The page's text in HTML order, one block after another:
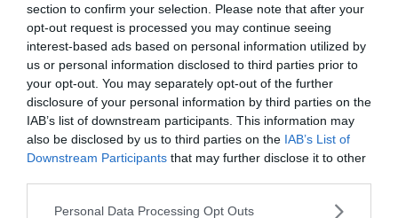
section to confirm your selection. Please note that after your
opt-out request is processed you may continue seeing
interest-based ads based on personal information utilized by
us or personal information disclosed to third parties prior to
your opt-out. You may separately opt-out of the further
disclosure of your personal information by third parties on the
IAB’s list of downstream participants. This information may
also be disclosed by us to third parties on the IAB’s List of
Downstream Participants that may further disclose it to other
Please note that this website/app uses one or more Google
Personal Data Processing Opt Outs